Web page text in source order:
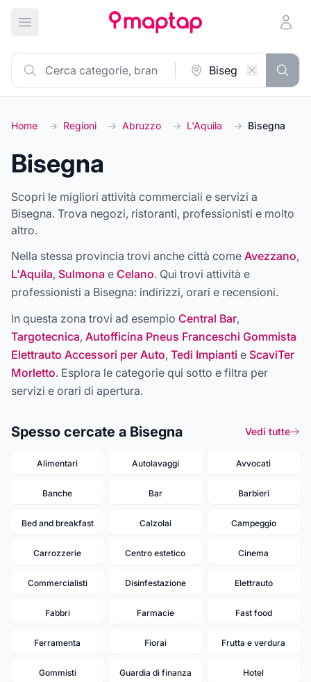
Apri menu principale
Home → Regioni → Abruzzo → L'Aquila → Bisegna
Bisegna
Scopri le migliori attività commerciali e servizi a
Bisegna. Trova negozi, ristoranti, professionisti e molto
altro.
Nella stessa provincia trovi anche città come Avezzano,
L'Aquila, Sulmona e Celano. Qui trovi attività e
professionisti a Bisegna: indirizzi, orari e recensioni.
In questa zona trovi ad esempio Central Bar,
Targotecnica, Autofficina Pneus Franceschi Gommista
Elettrauto Accessori per Auto, Tedi Impianti e ScaviTer
Morletto. Esplora le categorie qui sotto e filtra per
servizi e orari di apertura.
Spesso cercate a Bisegna Vedi tutte
Alimentari Autolavaggi Avvocati
Banche Bar Barbieri
Bed and breakfast Calzolai Campeggio
Carrozzerie Centro estetico Cinema
Commercialisti Disinfestazione Elettrauto
Fabbri Farmacie Fast food
Ferramenta Fiorai Frutta e verdura
Gommisti Guardia di finanza Hotel